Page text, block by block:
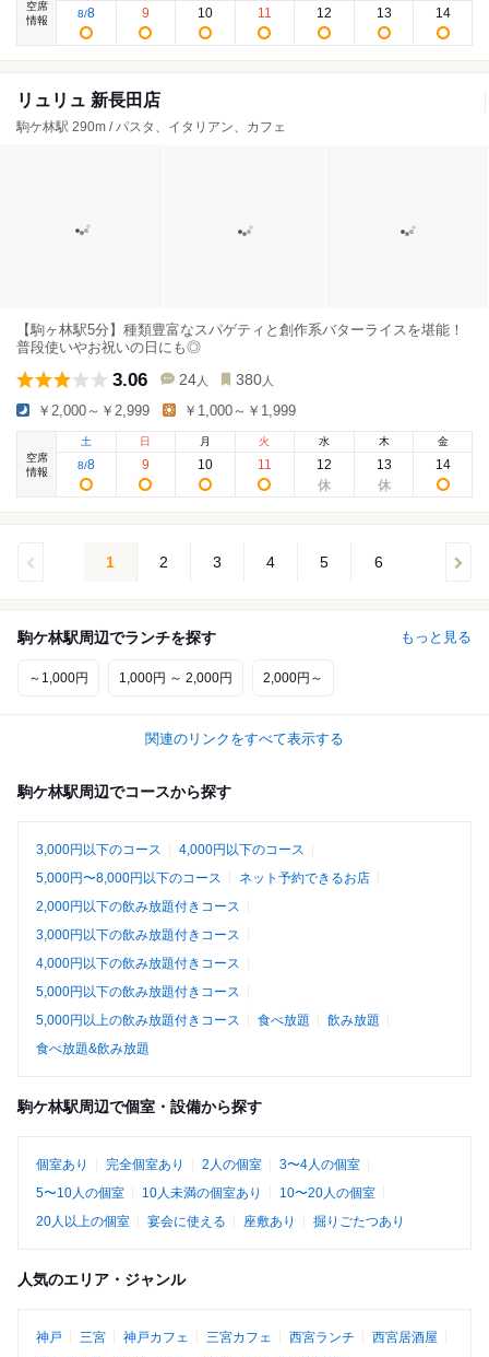
空席
情報
8/8 9 10 11 12 13 14
リュリュ 新長田店
駒ケ林駅 290m / パスタ、イタリアン、カフェ
【駒ヶ林駅5分】種類豊富なスパゲティと創作系バターライスを堪能！
普段使いやお祝いの日にも◎
3.06 24 人 380 人
￥2,000～￥2,999 ￥1,000～￥1,999
空席
情報
土
8/8
日
9
月
10
火
11
水
12
木
13
金
14
1 2 3 4 5 6
駒ケ林駅周辺でランチを探す もっと見る
～1,000円 1,000円 ～ 2,000円 2,000円～
関連のリンクをすべて表示する
駒ケ林駅周辺でコースから探す
3,000円以下のコース
4,000円以下のコース
5,000円〜8,000円以下のコース
ネット予約できるお店
2,000円以下の飲み放題付きコース
3,000円以下の飲み放題付きコース
4,000円以下の飲み放題付きコース
5,000円以下の飲み放題付きコース
5,000円以上の飲み放題付きコース
食べ放題
飲み放題
食べ放題&飲み放題
駒ケ林駅周辺で個室・設備から探す
個室あり 完全個室あり 2人の個室
3〜4人の個室
5〜10人の個室
10人未満の個室あり
10〜20人の個室
20人以上の個室
宴会に使える 座敷あり 掘りごたつあり
人気のエリア・ジャンル
神戸 三宮 神戸カフェ 三宮カフェ 西宮ランチ
西宮居酒屋